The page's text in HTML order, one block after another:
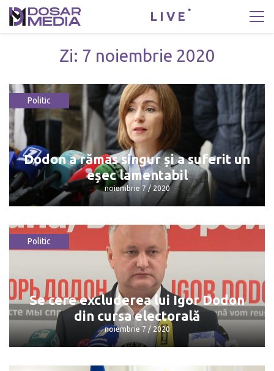
LIVE
Zi: 7 noiembrie 2020
Politic
Dodon a rămas singur și a suferit un
eșec lamentabil
noiembrie 7 / 2020
Dodon a rămas singur și a suferit un
eșec lamentabil
noiembrie 7 / 2020
Politic
Se cere excluderea lui Igor Dodon
din cursa electorală
noiembrie 7 / 2020